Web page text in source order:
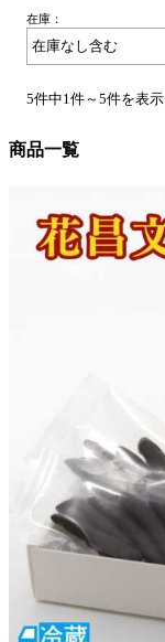
在庫：
5件中1件～5件を表示
商品一覧